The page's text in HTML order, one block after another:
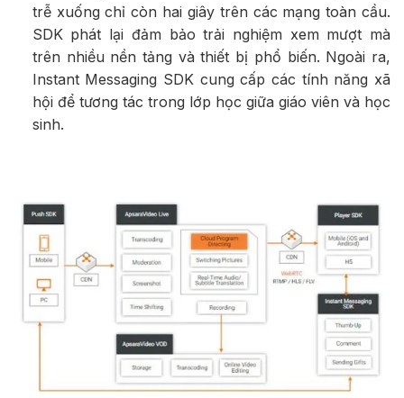
trễ xuống chỉ còn hai giây trên các mạng toàn cầu.
SDK phát lại đảm bảo trải nghiệm xem mượt mà
trên nhiều nền tảng và thiết bị phổ biến. Ngoài ra,
Instant Messaging SDK cung cấp các tính năng xã
hội để tương tác trong lớp học giữa giáo viên và học
sinh.